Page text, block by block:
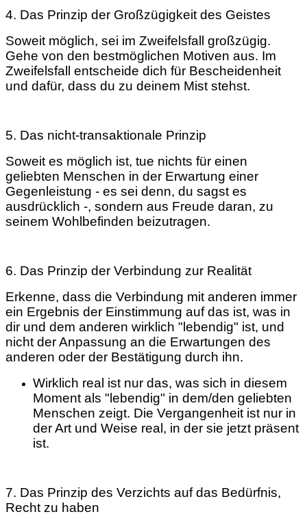
4. Das Prinzip der Großzügigkeit des Geistes
Soweit möglich, sei im Zweifelsfall großzügig.
Gehe von den bestmöglichen Motiven aus. Im
Zweifelsfall entscheide dich für Bescheidenheit
und dafür, dass du zu deinem Mist stehst.
5. Das nicht-transaktionale Prinzip
Soweit es möglich ist, tue nichts für einen
geliebten Menschen in der Erwartung einer
Gegenleistung - es sei denn, du sagst es
ausdrücklich -, sondern aus Freude daran, zu
seinem Wohlbefinden beizutragen.
6. Das Prinzip der Verbindung zur Realität
Erkenne, dass die Verbindung mit anderen immer
ein Ergebnis der Einstimmung auf das ist, was in
dir und dem anderen wirklich "lebendig" ist, und
nicht der Anpassung an die Erwartungen des
anderen oder der Bestätigung durch ihn.
Wirklich real ist nur das, was sich in diesem
Moment als "lebendig" in dem/den geliebten
Menschen zeigt. Die Vergangenheit ist nur in
der Art und Weise real, in der sie jetzt präsent
ist.
7. Das Prinzip des Verzichts auf das Bedürfnis,
Recht zu haben